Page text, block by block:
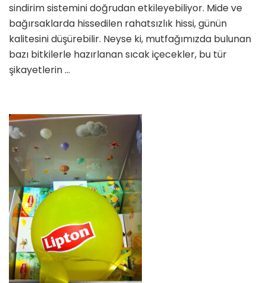
sindirim sistemini doğrudan etkileyebiliyor. Mide ve
bağırsaklarda hissedilen rahatsızlık hissi, günün
kalitesini düşürebilir. Neyse ki, mutfağımızda bulunan
bazı bitkilerle hazırlanan sıcak içecekler, bu tür
şikayetlerin …